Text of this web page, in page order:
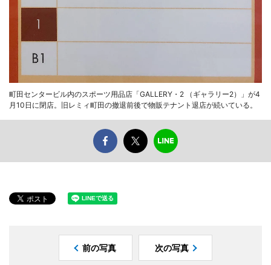
町田センタービル内のスポーツ用品店「GALLERY・2 （ギャラリー2）」が4
月10日に閉店。旧レミィ町田の撤退前後で物販テナント退店が続いている。
前の写真 次の写真